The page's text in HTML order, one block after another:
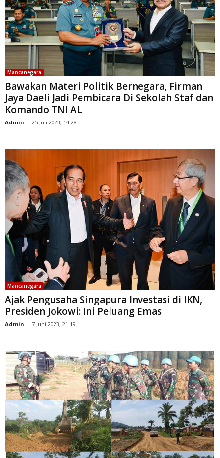
Mancanegara
Bawakan Materi Politik Bernegara, Firman
Jaya Daeli Jadi Pembicara Di Sekolah Staf dan
Komando TNI AL
Admin - 25 Juli 2023, 14.28
Mancanegara
Ajak Pengusaha Singapura Investasi di IKN,
Presiden Jokowi: Ini Peluang Emas
Admin - 7 Juni 2023, 21.19